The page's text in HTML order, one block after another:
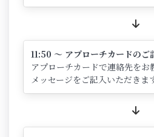
11:50 ～ アプローチカードのご
アプローチカードで連絡先を
メッセージをご記入いただきま